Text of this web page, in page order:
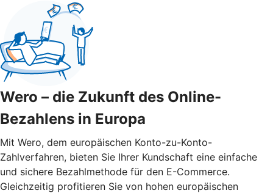
Wero – die Zukunft des Online-
Bezahlens in Europa
Mit Wero, dem europäischen Konto-zu-Konto-
Zahlverfahren, bieten Sie Ihrer Kundschaft eine einfache
und sichere Bezahlmethode für den E-Commerce.
Gleichzeitig profitieren Sie von hohen europäischen